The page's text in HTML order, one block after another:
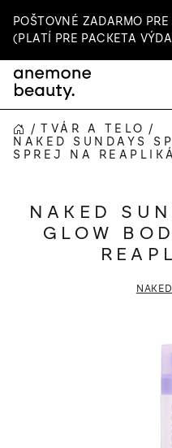
na
obsah
POŠTOVNÉ ZADARMO
(PLATÍ PRE PACKETA
DOMOV
/ TVÁR A TELO /
NAKED SUNDAYS
SPREJ NA
NAKED
GLOW